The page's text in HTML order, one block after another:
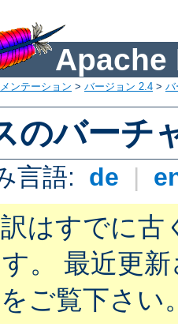
Apache
ンテーション > バージョン 2.4 > バ
のバーチ
言語: de |
はすでに古
。 最近更
ご覧下さい